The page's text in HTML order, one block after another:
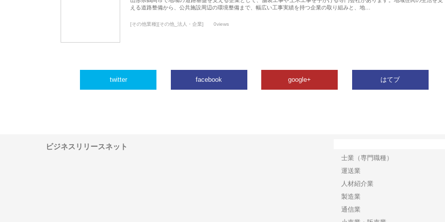
える道路整備から、公共施設周辺の環境整備まで、幅広い工事実績を持つ企業の取り組みと、地…
[その他業種][その他_法人・企業] 0views
twitter facebook google+ はてブ
ビジネスリリースネット
士業（専門職種）
運送業
人材紹介業
製造業
通信業